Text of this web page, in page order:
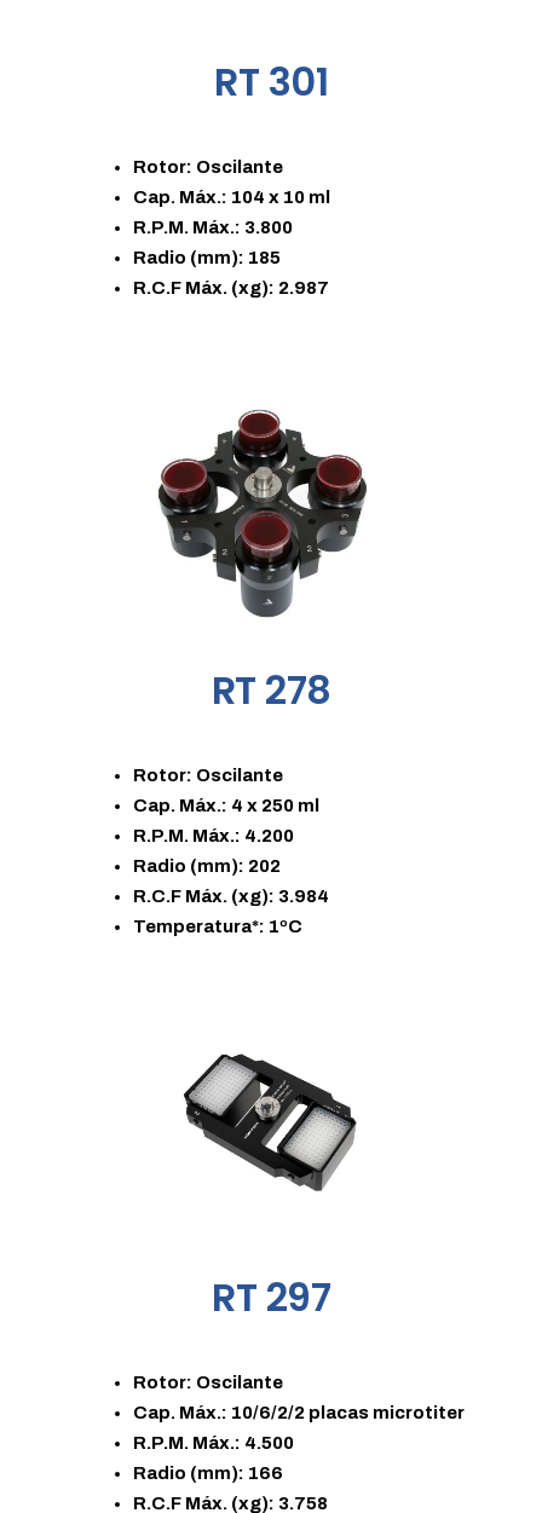
RT 301
Rotor: Oscilante
Cap. Máx.: 104 x 10 ml
R.P.M. Máx.: 3.800
Radio (mm): 185
R.C.F Máx. (xg): 2.987
RT 278
Rotor: Oscilante
Cap. Máx.: 4 x 250 ml
R.P.M. Máx.: 4.200
Radio (mm): 202
R.C.F Máx. (xg): 3.984
Temperatura*: 1ºC
RT 297
Rotor: Oscilante
Cap. Máx.: 10/6/2/2 placas microtiter
R.P.M. Máx.: 4.500
Radio (mm): 166
R.C.F Máx. (xg): 3.758